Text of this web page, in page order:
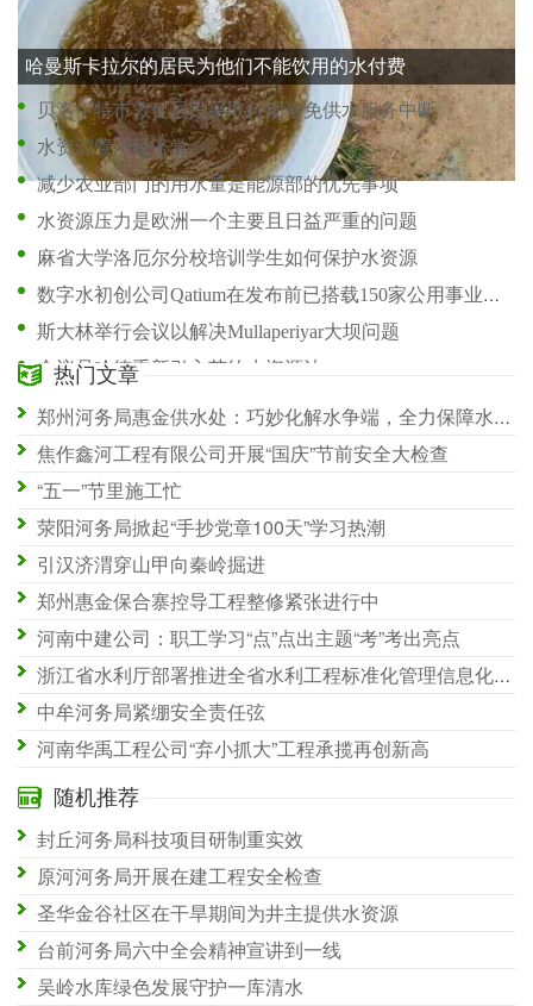
哈曼斯卡拉尔的居民为他们不能饮用的水付费
贝洛伊特市敦促居民采取行动避免供水服务中断
水资源管理经济学
减少农业部门的用水量是能源部的优先事项
水资源压力是欧洲一个主要且日益严重的问题
麻省大学洛厄尔分校培训学生如何保护水资源
数字水初创公司Qatium在发布前已搭载150家公用事业公司
斯大林举行会议以解决Mullaperiyar大坝问题
众议员哈德重新引入节约水资源法
热门文章
郑州河务局惠金供水处：巧妙化解水争端，全力保障水供应
焦作鑫河工程有限公司开展“国庆”节前安全大检查
“五一”节里施工忙
荥阳河务局掀起“手抄党章100天”学习热潮
引汉济渭穿山甲向秦岭掘进
郑州惠金保合寨控导工程整修紧张进行中
河南中建公司：职工学习“点”点出主题“考”考出亮点
浙江省水利厅部署推进全省水利工程标准化管理信息化建设工作
中牟河务局紧绷安全责任弦
河南华禹工程公司“弃小抓大”工程承揽再创新高
随机推荐
封丘河务局科技项目研制重实效
原河河务局开展在建工程安全检查
圣华金谷社区在干旱期间为井主提供水资源
台前河务局六中全会精神宣讲到一线
吴岭水库绿色发展守护一库清水